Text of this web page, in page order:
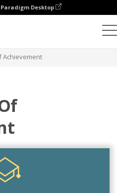
Desktop
Achievement